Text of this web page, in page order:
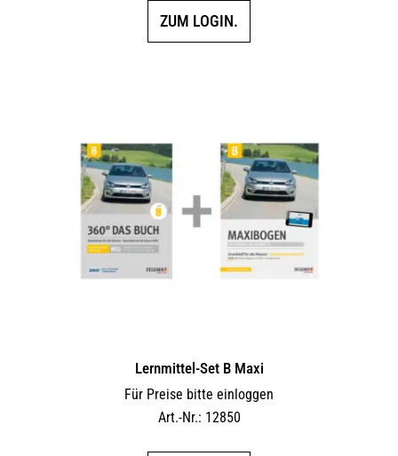
ZUM LOGIN.
Lernmittel-Set B Maxi
Für Preise bitte einloggen
Art.-Nr.: 12850